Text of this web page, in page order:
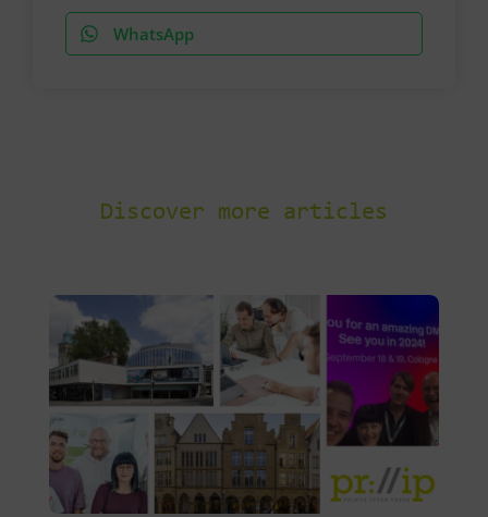
WhatsApp
Discover more articles